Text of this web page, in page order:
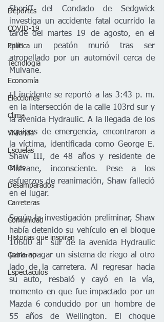
Deportes
COVID-19
Política
Tecnología
Economía
Elecciones
Clima
Vivienda
Escuelas
Calles
Desamparados
Carreteras
Comunidad
Historias que inspiran
Gobierno
Espectáculos
Sheriff del Condado de Sedgwick
investiga un accidente fatal ocurrido la
tarde del martes 19 de agosto, en el
que un peatón murió tras ser
atropellado por un automóvil cerca de
Mulvane.
El incidente se reportó a las 3:43 p. m.
en la intersección de la calle 103rd sur y
la avenida Hydraulic. A la llegada de los
equipos de emergencia, encontraron a
la víctima, identificada como George E.
Shaw III, de 48 años y residente de
Mulvane, inconsciente. Pese a los
esfuerzos de reanimación, Shaw falleció
en el lugar.
Según la investigación preliminar, Shaw
había detenido su vehículo en el bloque
10600 al  sur de la avenida Hydraulic
para apagar un sistema de riego al otro
lado de la carretera. Al regresar hacia
su auto, resbaló y cayó en la vía,
momento en que fue impactado por un
Mazda 6 conducido por un hombre de
55 años de Wellington. El choque